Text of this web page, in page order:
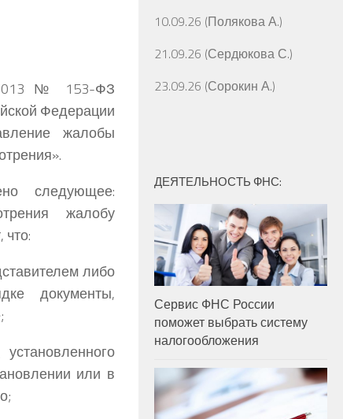
№ 153-ФЗ
Федерации
жалобы
следующее:
жалобу
либо
документы,
или в
10.09.26 (Полякова А.)
21.09.26 (Сердюкова С.)
23.09.26 (Сорокин А.)
ДЕЯТЕЛЬНОСТЬ ФНС:
Сервис ФНС России
поможет выбрать систему
налогообложения